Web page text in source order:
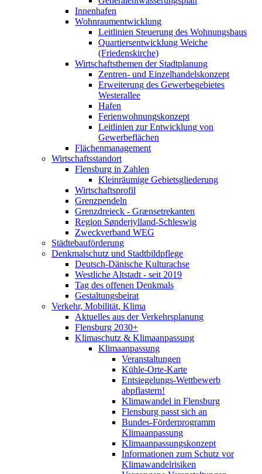
Innenhafen
Wohnraumentwicklung
Leitlinien Steuerung des Wohnungsbaus
Quartiersentwicklung Weiche
(Friedenskirche)
Wirtschaftsthemen der Stadtplanung
Zentren- und Einzelhandelskonzept
Erweiterung des Gewerbegebietes
Westerallee
Hafen
Ferienwohnungskonzept
Leitlinien zur Entwicklung von
Gewerbeflächen
Flächenmanagement
Wirtschaftsstandort
Flensburg in Zahlen
Kleinräumige Gebietsgliederung
Wirtschaftsprofil
Grenzpendeln
Grenzdreieck - Grænsetrekanten
Region Sønderjylland-Schleswig
Zweckverband WEG
Städtebauförderung
Denkmalschutz und Stadtbildpflege
Deutsch-Dänische Kulturachse
Westliche Altstadt - seit 2019
Tag des offenen Denkmals
Gestaltungsbeirat
Verkehr, Mobilität, Klima
Aktuelles aus der Verkehrsplanung
Flensburg 2030+
Klimaschutz & Klimaanpassung
Klimaanpassung
Veranstaltungen
Kühle-Orte-Karte
Entsiegelungs-Wettbewerb
abpflastern!
Klimawandel in Flensburg
Flensburg passt sich an
Bundes-Förderprogramm
Klimaanpassung
Klimaanpassungskonzept
Informationen zum Schutz vor
Klimawandelrisiken